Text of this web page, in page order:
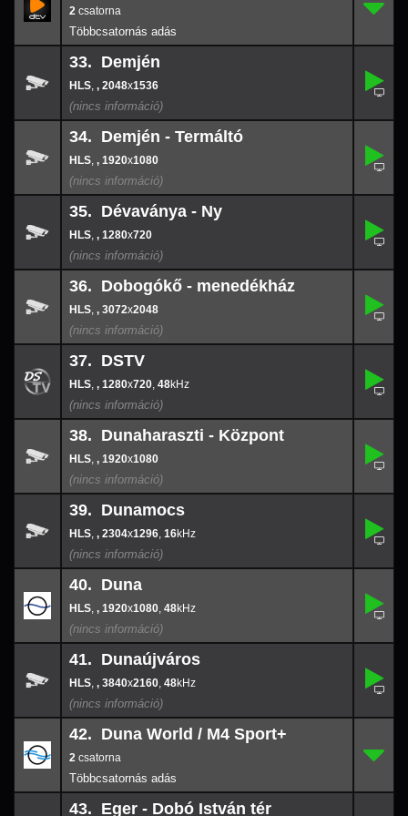
32. 2
33.
33. Demjén
, , 2048x1536
,
2048x
34.
34. Demjén - Termáltó
, , 1920x1080
,
1920x
35.
35. Dévaványa - Ny
, , 1280x720
,
1280x
36.
36. Dobogókő - menedékház
, , 3072x2048
,
3072x
37.
37. DSTV
, , 1280x720, 48
1280x
38.
38. Dunaharaszti - Központ
, , 1920x1080
,
1920x
39.
39. Dunamocs
, , 2304x1296, 16
2304x
40.
40. Duna
, , 1920x1080, 48
1920x
41.
41. Dunaújváros
, , 3840x2160, 48
3840x
42.
42. Duna World / M4 Sport+
2
43. Eger - Dobó István tér